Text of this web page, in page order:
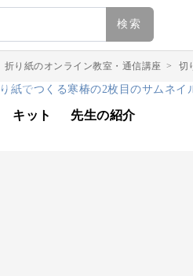
検索
折り紙のオンライン教室・通信講座 > 切
キット 先生の紹介